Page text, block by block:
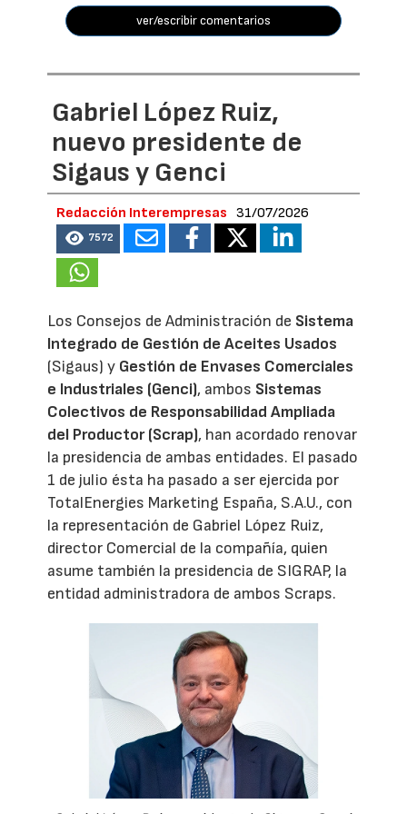
ver/escribir comentarios
Gabriel López Ruiz,
nuevo presidente de
Sigaus y Genci
Redacción Interempresas 31/07/2026
7572
Los Consejos de Administración de Sistema
Integrado de Gestión de Aceites Usados
(Sigaus) y Gestión de Envases Comerciales
e Industriales (Genci), ambos Sistemas
Colectivos de Responsabilidad Ampliada
del Productor (Scrap), han acordado renovar
la presidencia de ambas entidades. El pasado
1 de julio ésta ha pasado a ser ejercida por
TotalEnergies Marketing España, S.A.U., con
la representación de Gabriel López Ruiz,
director Comercial de la compañía, quien
asume también la presidencia de SIGRAP, la
entidad administradora de ambos Scraps.